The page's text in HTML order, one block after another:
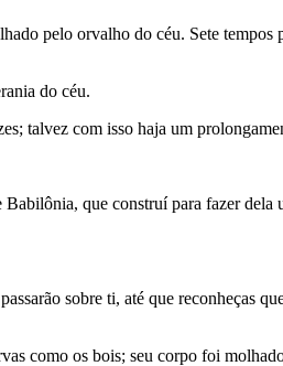
pelo orvalho do céu. Sete tempos
do céu.
talvez com isso haja um
que cons­truí para fazer dela
sobre ti, até que reconheças
como os bois; seu corpo foi